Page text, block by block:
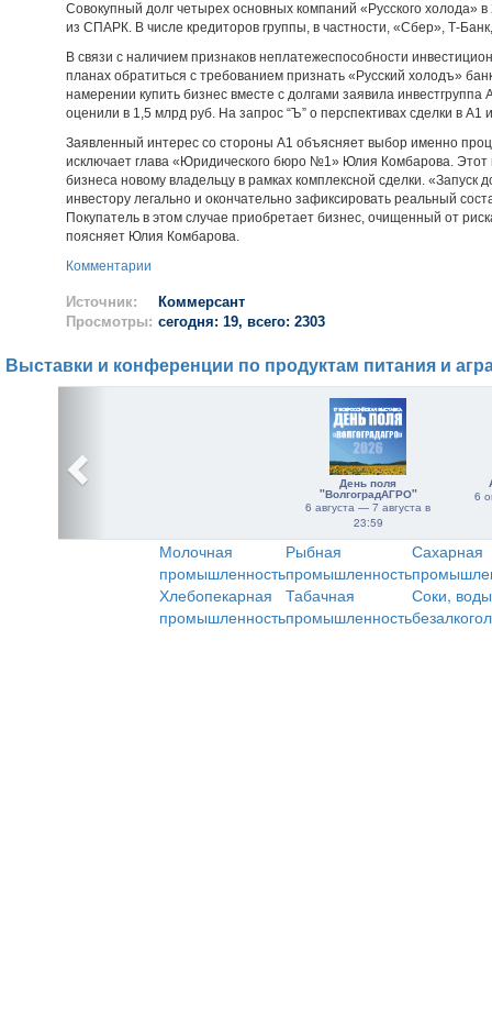
Совокупный долг четырех основных компаний «Русского холода»
из СПАРК. В числе кредиторов группы, в частности, «Сбер», Т-
В связи с наличием признаков неплатежеспособности
планах обратиться с требованием признать «Русский холодъ»
намерении купить бизнес вместе с долгами заявила
оценили в 1,5 млрд руб. На запрос “Ъ” о перспективах сделки в А1
Заявленный интерес со стороны А1 объясняет выбор именно
исключает глава «Юридического бюро №1» Юлия Комбарова.
бизнеса новому владельцу в рамках комплексной сделки. «Запуск
инвестору легально и окончательно зафиксировать реальный
Покупатель в этом случае приобретает бизнес, очищенный от
поясняет Юлия Комбарова.
Комментарии
Источник:
Коммерсант
Просмотры: сегодня: 19, всего: 2303
Выставки и конференции по продуктам питания и
День поля
"ВолгоградАГРО"
6 августа — 7 августа в
23:59
6
Молочная
промышленность
Рыбная
промышленность
Сахарная
Хлебопекарная
промышленность
Табачная
промышленность
Соки,